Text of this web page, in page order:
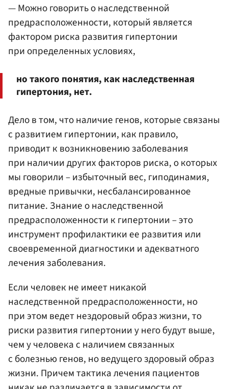
— Можно говорить о наследственной
предрасположенности, который является
фактором риска развития гипертонии
при определенных условиях,
но такого понятия, как наследственная
гипертония, нет.
Дело в том, что наличие генов, которые связаны
с развитием гипертонии, как правило,
приводит к возникновению заболевания
при наличии других факторов риска, о которых
мы говорили – избыточный вес, гиподинамия,
вредные привычки, несбалансированное
питание. Знание о наследственной
предрасположенности к гипертонии – это
инструмент профилактики ее развития или
своевременной диагностики и адекватного
лечения заболевания.
Если человек не имеет никакой
наследственной предрасположенности, но
при этом ведет нездоровый образ жизни, то
риски развития гипертонии у него будут выше,
чем у человека с наличием связанных
с болезнью генов, но ведущего здоровый образ
жизни. Причем тактика лечения пациентов